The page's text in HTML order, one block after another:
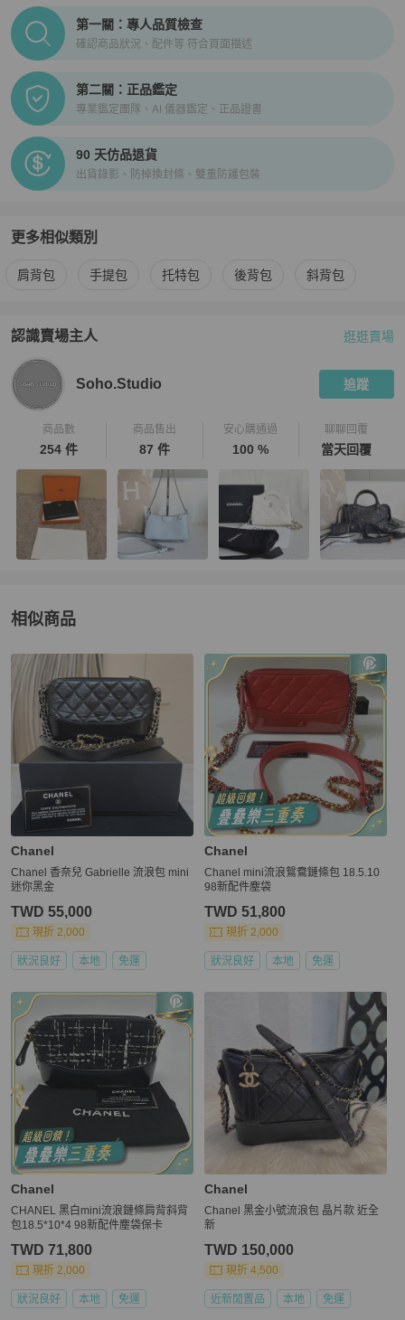
PopChill拍拍圈正品驗證、安心購檢驗流程介紹
第一關：專人品質檢查
確認商品狀況、配件等 符合頁面描述
第二關：正品鑑定
專業鑑定團隊、AI 儀器鑑定、正品證書
90 天仿品退貨
出貨錄影、防掉換封條、雙重防護包裝
更多相似類別
更多Chanel 女包相似商品推薦
肩背包 手提包 托特包 後背包 斜背包
認識賣場主人
PopChill 拍拍圈嚴選賣家
逛逛賣場
Soho.Studio 追蹤
商品數
254 件
商品售出
87 件
安心購通過
100 %
聊聊回覆
當天回覆
相似商品
更多相似Chanel女包推薦精品
Chanel
Chanel 香奈兒 Gabrielle 流浪包 mini
迷你黑金
TWD 55,000
現折 2,000
狀況良好 本地 免運
Chanel
Chanel mini流浪鴛鴦鏈條包 18.5.10
98新配件塵袋
TWD 51,800
現折 2,000
狀況良好 本地 免運
Chanel
CHANEL 黑白mini流浪鏈條肩背斜背
包18.5*10*4 98新配件塵袋保卡
TWD 71,800
現折 2,000
狀況良好 本地 免運
Chanel
Chanel 黑金小號流浪包 晶片款 近全
新
TWD 150,000
現折 4,500
近新閒置品 本地 免運